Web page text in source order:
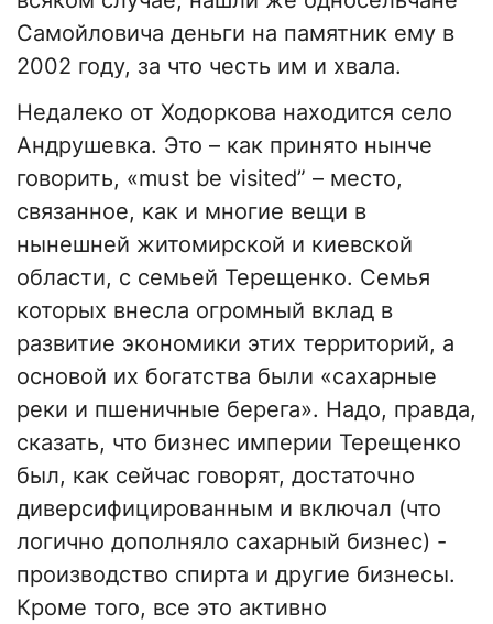
Самойловича деньги на памятник ему в
2002 году, за что честь им и хвала.
Недалеко от Ходоркова находится село
Андрушевка. Это – как принято нынче
говорить, «must be visited” – место,
связанное, как и многие вещи в
нынешней житомирской и киевской
области, с семьей Терещенко. Семья
которых внесла огромный вклад в
развитие экономики этих территорий, а
основой их богатства были «сахарные
реки и пшеничные берега». Надо, правда,
сказать, что бизнес империи Терещенко
был, как сейчас говорят, достаточно
диверсифицированным и включал (что
логично дополняло сахарный бизнес) -
производство спирта и другие бизнесы.
Кроме того, все это активно